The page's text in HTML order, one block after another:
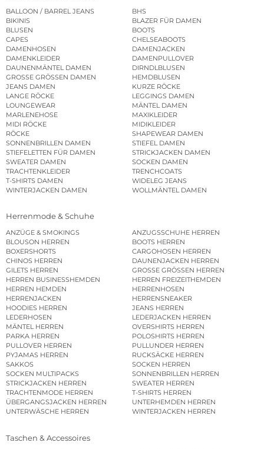
BALLOON / BARREL JEANS
BHS
BIKINIS
BLAZER FÜR DAMEN
BLUSEN
BOOTS
CAPES
CHELSEABOOTS
DAMENHOSEN
DAMENJACKEN
DAMENKLEIDER
DAMENPULLOVER
DAUNENMÄNTEL DAMEN
DIRNDLBLUSEN
GROSSE GRÖSSEN DAMEN
HEMDBLUSEN
JEANS DAMEN
KURZE RÖCKE
LANGE RÖCKE
LEGGINGS DAMEN
LOUNGEWEAR
MÄNTEL DAMEN
MARLENEHOSE
MAXIKLEIDER
MIDI RÖCKE
MIDIKLEIDER
RÖCKE
SHAPEWEAR DAMEN
SONNENBRILLEN DAMEN
STIEFEL DAMEN
STIEFELETTEN FÜR DAMEN
STRICKJACKEN DAMEN
SWEATER DAMEN
SOCKEN DAMEN
TRACHTENKLEIDER
TRENCHCOATS
T-SHIRTS DAMEN
WIDELEG JEANS
WINTERJACKEN DAMEN
WOLLMÄNTEL DAMEN
Herrenmode & Schuhe
ANZÜGE & SMOKINGS
ANZUGSSCHUHE HERREN
BLOUSON HERREN
BOOTS HERREN
BOXERSHORTS
CARGOHOSEN HERREN
CHINOS HERREN
DAUNENJACKEN HERREN
GILETS HERREN
GROSSE GRÖSSEN HERREN
HERREN BUSINESSHEMDEN
HERREN FREIZEITHEMDEN
HERREN HEMDEN
HERRENHOSEN
HERRENJACKEN
HERRENSNEAKER
HOODIES HERREN
JEANS HERREN
LEDERHOSEN
LEDERJACKEN HERREN
MÄNTEL HERREN
OVERSHIRTS HERREN
PARKA HERREN
POLOSHIRTS HERREN
PULLOVER HERREN
PULLUNDER HERREN
PYJAMAS HERREN
RUCKSÄCKE HERREN
SAKKOS
SOCKEN HERREN
SOCKEN MULTIPACKS
SONNENBRILLEN HERREN
STRICKJACKEN HERREN
SWEATER HERREN
TRACHTENMODE HERREN
T-SHIRTS HERREN
ÜBERGANGSJACKEN HERREN
UNTERHEMDEN HERREN
UNTERWÄSCHE HERREN
WINTERJACKEN HERREN
Taschen & Accessoires